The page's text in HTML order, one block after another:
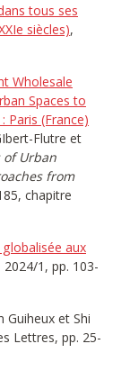
tous ses
siècles),
Wholesale
Spaces to
Paris (France)
Flutre et
of Urban
from
chapitre
aux
2024/1, pp. 103-
Guiheux et Shi
Lettres, pp. 25-